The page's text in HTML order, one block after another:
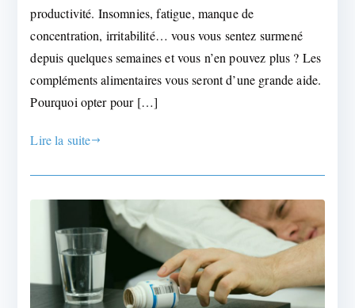
productivité. Insomnies, fatigue, manque de
concentration, irritabilité… vous vous sentez surmené
depuis quelques semaines et vous n’en pouvez plus ? Les
compléments alimentaires vous seront d’une grande aide.
Pourquoi opter pour […]
Lire la suite